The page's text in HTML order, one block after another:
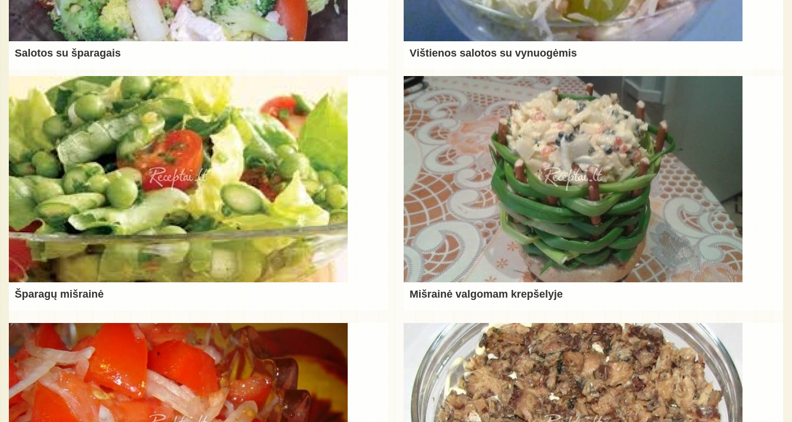
Salotos su šparagais Vištienos salotos su vynuogėmis
Šparagų mišrainė Mišrainė valgomam krepšelyje